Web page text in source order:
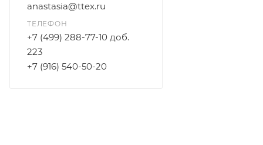
anastasia@ttex.ru
ТЕЛЕФОН
+7 (499) 288-77-10 доб.
223
+7 (916) 540-50-20